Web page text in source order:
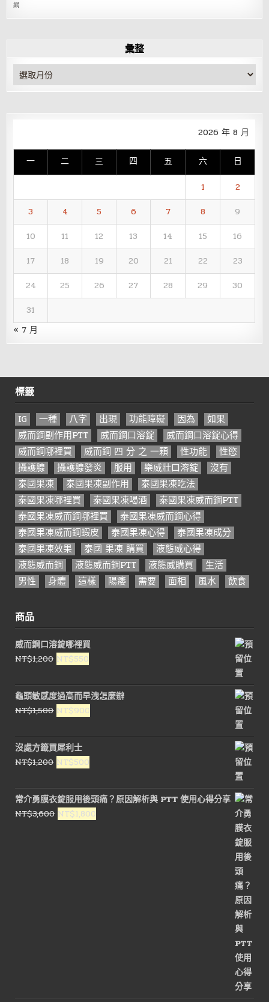
網
彙整
彙
整
2026 年 8 月
一 二 三 四 五 六 日
1
2
3
4 5 6 7 8
9
10
11 12 13 14 15
16
17
18 19 20 21 22
23
24
25 26 27 28 29
30
31
« 7 月
標籤
IG 一種 八字 出現 功能障礙 因為
如果
威而鋼副作用PTT
威而鋼口溶錠
威而鋼口溶錠心得
威而鋼哪裡買
威而鋼 四 分 之 一顆 性功能
性慾
攝護腺
攝護腺發炎 服用 樂威壯口溶錠
沒有
泰國果凍
泰國果凍副作用
泰國果凍吃法
泰國果凍哪裡買
泰國果凍喝酒
泰國果凍威而鋼PTT
泰國果凍威而鋼哪裡買
泰國果凍威而鋼心得
泰國果凍威而鋼蝦皮
泰國果凍心得
泰國果凍成分
泰國果凍效果
泰國 果凍 購買
液態威心得
液態威而鋼
液態威而鋼PTT 液態威購買
生活
男性
身體 這樣 陽痿 需要 面相 風水 飲食
商品
威而鋼口溶錠哪裡買
NT$1,200 原
價
格：
NT$1,200。
NT$550
價
格：
NT$550。
龜頭敏感度過高而早洩怎麼辦
NT$1,500 原
價
格：
NT$1,500。
NT$900
價
沒處方籤買犀利士
NT$1,200 原
價
格：
NT$1,200。
NT$500
價
格：
NT$500。
常介勇膜衣錠服用後頭痛？原因解析與 PTT 使用心得分享
NT$3,600 原
NT$1,800